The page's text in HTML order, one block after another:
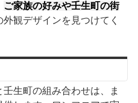
ご家族の好みや壬生町の街
観デザインを見つけてく
生町の組み合わせは、ま